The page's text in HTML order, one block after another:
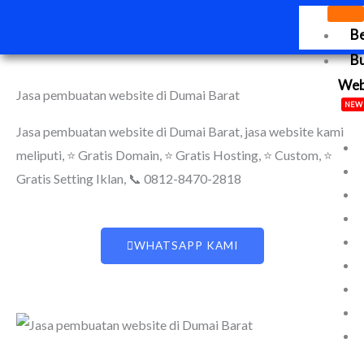
konten
NEW
Jasa pembuatan website di Dumai Barat
Jasa pembuatan website di Dumai Barat, jasa website kami
meliputi, ⭐ Gratis Domain, ⭐ Gratis Hosting, ⭐ Custom, ⭐
Gratis Setting Iklan, 📞 0812-8470-2818
WHATSAPP KAMI